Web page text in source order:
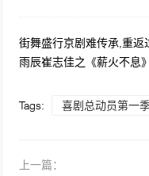
小品《
街舞盛行京剧难传承,重
雨辰崔志佳之《薪火不息》
Tags: 喜剧总动员第一
上一篇：